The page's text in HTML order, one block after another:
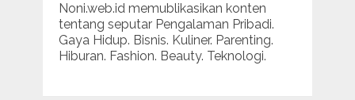
Noni.web.id memublikasikan konten
tentang seputar Pengalaman Pribadi.
Gaya Hidup. Bisnis. Kuliner. Parenting.
Hiburan. Fashion. Beauty. Teknologi.